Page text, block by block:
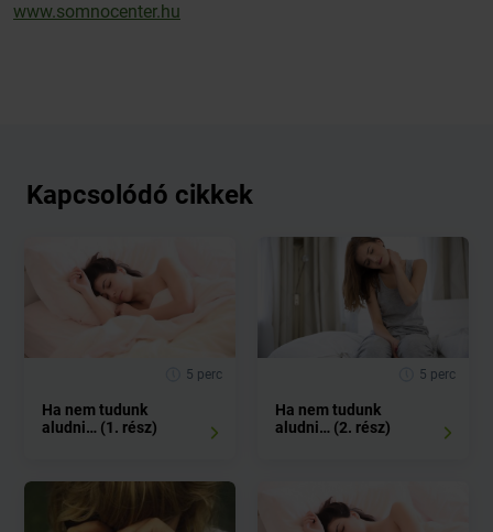
www.somnocenter.hu
Kapcsolódó cikkek
5 perc
Ha nem tudunk
aludni… (1. rész)
5 perc
Ha nem tudunk
aludni… (2. rész)